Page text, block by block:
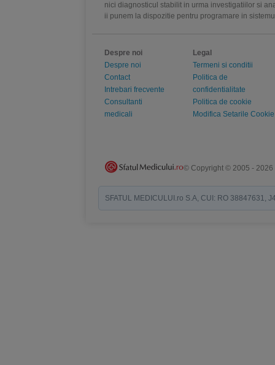
nici diagnosticul stabilit in urma investigatiilor si
ii punem la dispozitie pentru programare in
Despre noi
Despre noi
Contact
Intrebari frecvente
Consultanti
medicali
Legal
Termeni si conditii
Politica de
confidentialitate
Politica de cookie
Modifica Setarile Cookie
© Copyright © 2005 - 2026
SFATUL MEDICULUI.ro S.A, CUI: RO 38847631,